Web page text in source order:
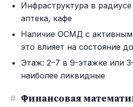
Инфраструктура в
аптека, кафе
Наличие ОСМД с
это влияет на состояние
Этаж: 2–7 в 9-этажке или
наиболее ликвидные
# Финансовая